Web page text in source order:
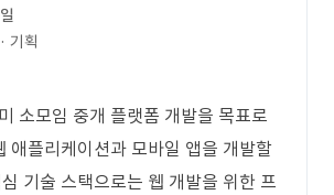
기획
소모임 중개 플랫폼 개발을 목표로
애플리케이션과 모바일 앱을 개발할
기술 스택으로는 웹 개발을 위한 프